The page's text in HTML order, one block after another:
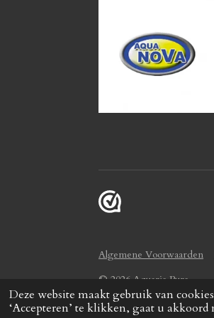
Deze website maakt gebruik van
‘Accepteren’ te klikken, gaat u
Algemene Voorwaarden
© 2026 Aquaria Pura